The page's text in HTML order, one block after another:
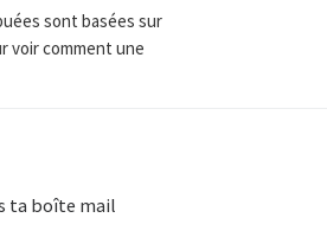
sont basées sur
voir comment une
ta boîte mail